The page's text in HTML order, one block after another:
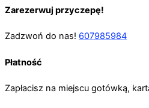
Zarezerwuj przyczepę!
Zadzwoń do nas! 607985984
Płatność
Zapłacisz na miejscu gotówką,